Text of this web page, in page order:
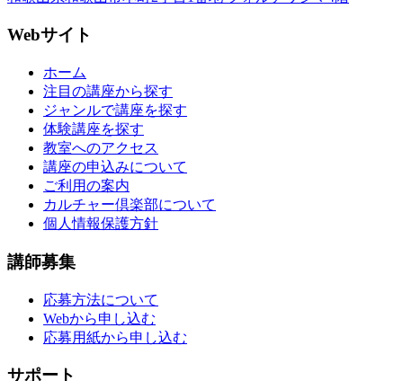
Webサイト
ホーム
注目の講座から探す
ジャンルで講座を探す
体験講座を探す
教室へのアクセス
講座の申込みについて
ご利用の案内
カルチャー倶楽部について
個人情報保護方針
講師募集
応募方法について
Webから申し込む
応募用紙から申し込む
サポート